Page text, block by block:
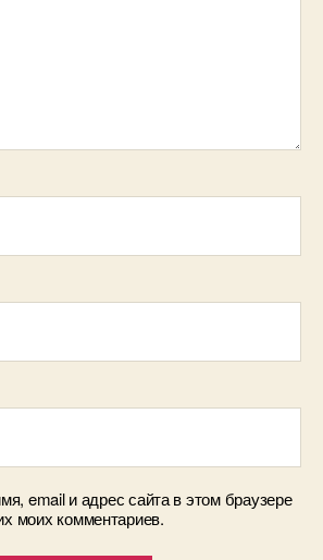
email и адрес сайта в этом браузере
моих комментариев.